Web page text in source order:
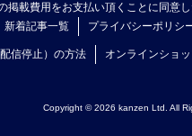
載費用をお支払い頂くことに同意し
新着記事一覧 プライバシーポリシ
信停止）の方法 オンラインショ
Copyright © 2026 kanzen Ltd. All